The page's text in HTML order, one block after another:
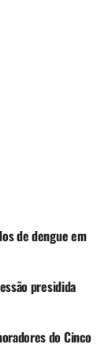
de dengue em
presidida
do Cinco